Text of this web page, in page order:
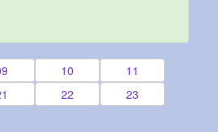
10
11
22
23